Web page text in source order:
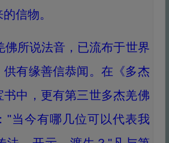
信物。
佛所说法音，已流布于世界
供有缘善信恭闻。在《多杰
书中，更有第三世多杰羌佛
"当今有哪几位可以代表我